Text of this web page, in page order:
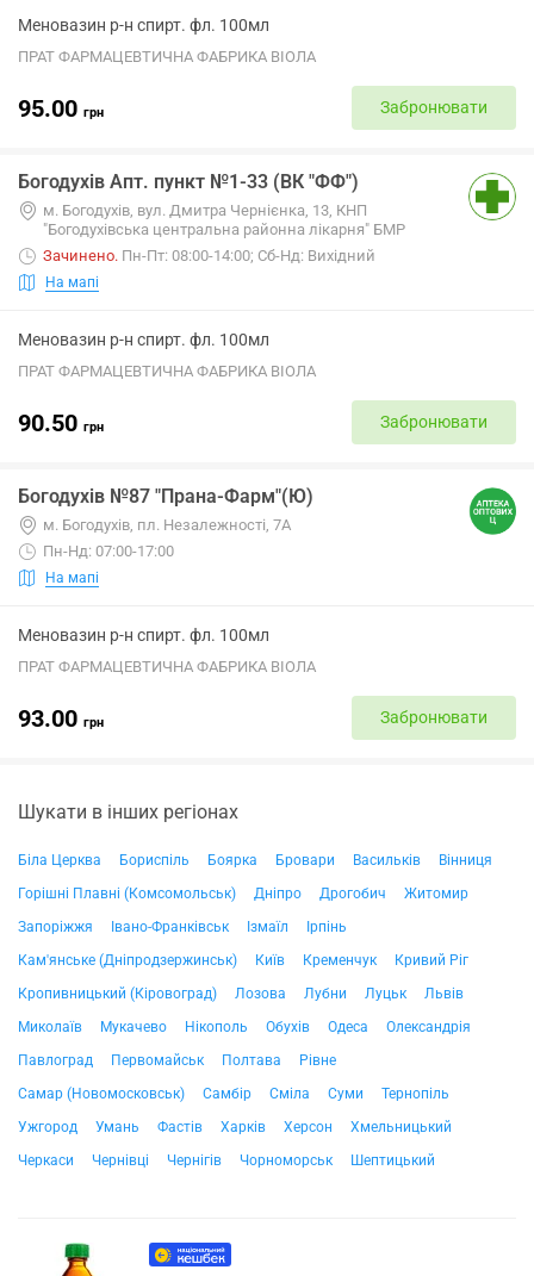
Меновазин р-н спирт. фл. 100мл
ПРАТ ФАРМАЦЕВТИЧНА ФАБРИКА ВІОЛА
95.00 грн Забронювати
Богодухів Апт. пункт №1-33 (ВК "ФФ")
м. Богодухів, вул. Дмитра Чернієнка, 13, КНП
"Богодухівська центральна районна лікарня" БМР
Зачинено. Пн-Пт: 08:00-14:00; Сб-Нд: Вихідний
На мапі
Меновазин р-н спирт. фл. 100мл
ПРАТ ФАРМАЦЕВТИЧНА ФАБРИКА ВІОЛА
90.50 грн Забронювати
Богодухів №87 "Прана-Фарм"(Ю)
м. Богодухів, пл. Незалежності, 7А
Пн-Нд: 07:00-17:00
На мапі
Меновазин р-н спирт. фл. 100мл
ПРАТ ФАРМАЦЕВТИЧНА ФАБРИКА ВІОЛА
93.00 грн Забронювати
Шукати в інших регіонах
Біла Церква Бориспіль Боярка Бровари Васильків
Вінниця
Горішні Плавні (Комсомольськ)
Дніпро Дрогобич
Житомир
Запоріжжя
Івано-Франківськ Ізмаїл
Ірпінь
Кам'янське (Дніпродзержинськ)
Київ Кременчук
Кривий Ріг
Кропивницький (Кіровоград)
Лозова Лубни Луцьк
Львів
Миколаїв
Мукачево Нікополь Обухів Одеса
Олександрія
Павлоград
Первомайськ Полтава
Рівне
Самар (Новомосковськ)
Самбір Сміла Суми
Тернопіль
Ужгород
Умань Фастів Харків Херсон
Хмельницький
Черкаси
Чернівці Чернігів Чорноморськ Шептицький